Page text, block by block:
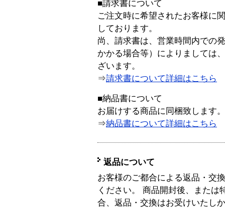
■請求書について
ご注文時に希望されたお客様に
しております。
尚、請求書は、営業時間内での
かかる場合等）によりましては
ざいます。
⇒請求書について詳細はこちら
■納品書について
お届けする商品に同梱致します。
⇒納品書について詳細はこちら
返品について
お客様のご都合による返品・交
ください。 商品開封後、または
合、返品・交換はお受けいたし